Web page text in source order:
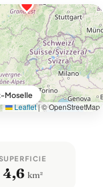
Leaflet |© OpenStreetMap
Moselle
SUPERFICIE
4,6 km²